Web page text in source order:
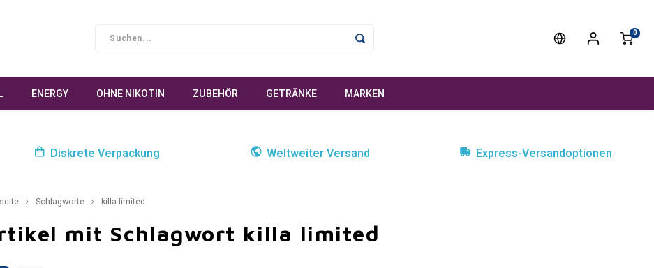
0
ENERGY OHNE NIKOTIN ZUBEHÖR GETRÄNKE MARKEN
Diskrete Verpackung Weltweiter Versand Express-Versandoptionen
Schlagworte killa limited
mit Schlagwort killa limited